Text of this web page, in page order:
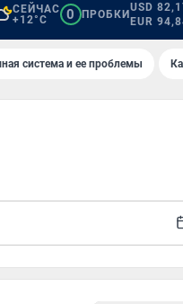
СЕЙЧАС
+12°C
0 ПРОБКИ
USD
EUR
система и ее проблемы